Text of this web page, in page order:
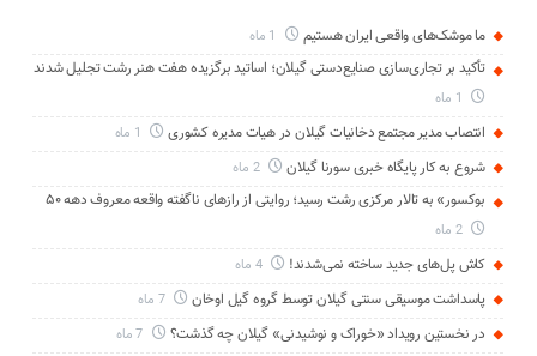
ما موشک‌های واقعی ایران هستیم
تأکید بر تجاری‌سازی صنایع‌دستی گیلان؛ اساتید برگزیده هفت هنر رشت تجلیل شدند
انتصاب مدیر مجتمع دخانیات گیلان در هیات مدیره کشوری
شروع به کار پایگاه خبری سورنا گیلان 2 ماه
بوکسور» به تالار مرکزی رشت رسید؛ روایتی از رازهای ناگفته واقعه معروف دهه ۵۰
2 ماه
کاش پل‌های جدید ساخته نمی‌شدند! 4 ماه
پاسداشت موسیقی سنتی گیلان توسط گروه گیل اوخان 7 ماه
در نخستین رویداد «خوراک و نوشیدنی» گیلان چه گذشت؟